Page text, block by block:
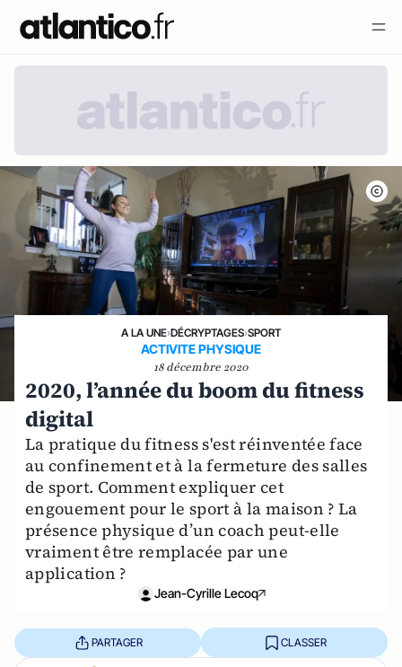
A LA UNE›DÉCRYPTAGES›SPORT
ACTIVITE PHYSIQUE
18 décembre 2020
2020, l’année du boom du fitness
digital
La pratique du fitness s'est réinventée face
au confinement et à la fermeture des salles
de sport. Comment expliquer cet
engouement pour le sport à la maison ? La
présence physique d’un coach peut-elle
vraiment être remplacée par une
application ?
Jean-Cyrille Lecoq
PARTAGER CLASSER